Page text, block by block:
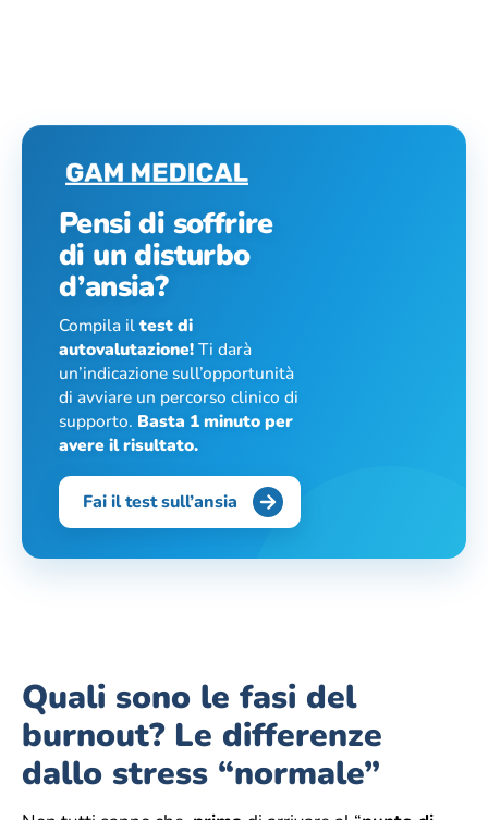
Pensi di soffrire
di un disturbo
d’ansia?
Compila iltest di
autovalutazione!Ti darà
un’indicazione sull’opportunità
di avviare un percorso clinico di
supporto. Basta 1 minuto per
avere il risultato.
Fai il test sull’ansia
Quali sono le fasi del
burnout? Le differenze
dallo stress “normale”